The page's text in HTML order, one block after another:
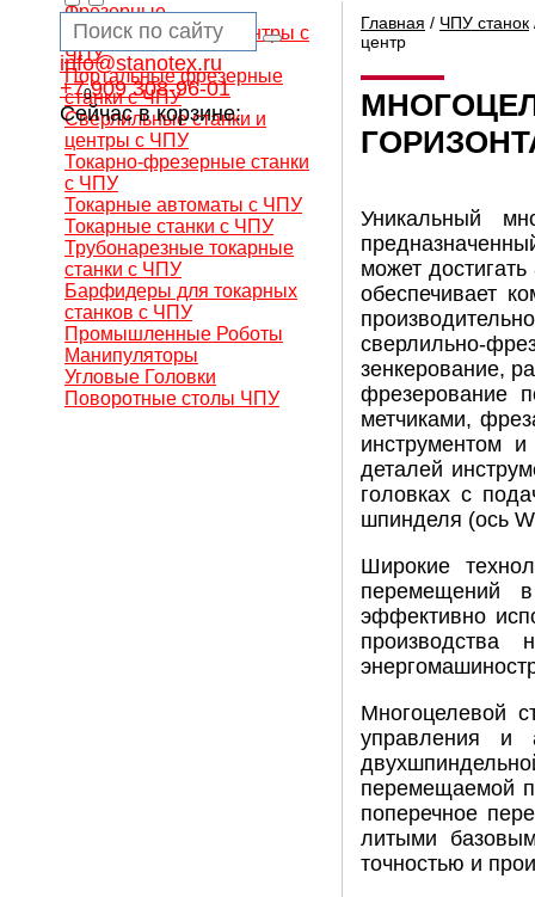
info@stanotex.ru
+7 909 308-96-01
Сейчас в корзине:
0
Фрезерные
обрабатывающие центры с
ЧПУ
Портальные фрезерные
станки с ЧПУ
Сверлильные станки и
центры с ЧПУ
Токарно-фрезерные станки
с ЧПУ
Токарные автоматы с ЧПУ
Токарные станки с ЧПУ
Трубонарезные токарные
станки с ЧПУ
Барфидеры для токарных
станков с ЧПУ
Промышленные Роботы
Манипуляторы
Угловые Головки
Поворотные столы ЧПУ
Главная / ЧПУ станок
центр
Уникальный
может
обеспечивает
сверлильно-
зенкерование,
фрезерование
метчиками,
инструментом
деталей
головках с
шпинделя (ось
Широкие
перемещений
эффективно
производства
Многоцелевой
управления и
перемещаемой
поперечное
литыми
точностью и